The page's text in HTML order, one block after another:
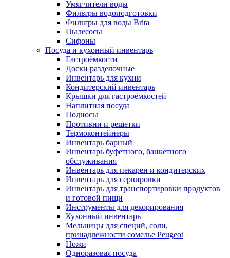
Умягчители воды
Фильтры водоподготовки
Фильтры для воды Brita
Пылесосы
Сифоны
Посуда и кухонный инвентарь
Гастроёмкости
Доски разделочные
Инвентарь для кухни
Кондитерский инвентарь
Крышки для гастроёмкостей
Наплитная посуда
Подносы
Противни и решетки
Термоконтейнеры
Инвентарь барный
Инвентарь буфетного, банкетного
обслуживания
Инвентарь для пекарен и кондитерских
Инвентарь для сервировки
Инвентарь для транспортировки продуктов
и готовой пищи
Инструменты для декорирования
Кухонный инвентарь
Мельницы для специй, соли,
принадлежности сомелье Peugeot
Ножи
Одноразовая посуда